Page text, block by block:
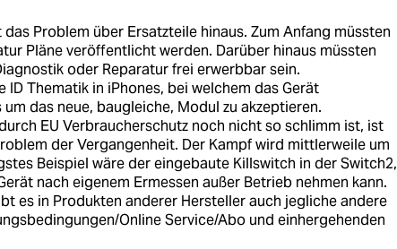
Problem über Ersatzteile hinaus. Zum Anfang müssten
Pläne veröffentlicht werden. Darüber hinaus müssten
oder Reparatur frei erwerbbar sein.
ID Thematik in iPhones, bei welchem das Gerät
das neue, baugleiche, Modul zu akzeptieren.
EU Verbraucherschutz noch nicht so schlimm ist, ist
der Vergangenheit. Der Kampf wird mittlerweile um
Beispiel wäre der eingebaute Killswitch in der Switch2,
nach eigenem Ermessen außer Betrieb nehmen kann.
es in Produkten anderer Hersteller auch jegliche andere
Online Service/Abo und einhergehenden